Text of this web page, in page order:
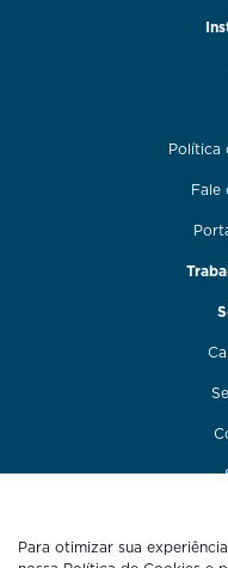
Política
Fale
Para otimizar sua